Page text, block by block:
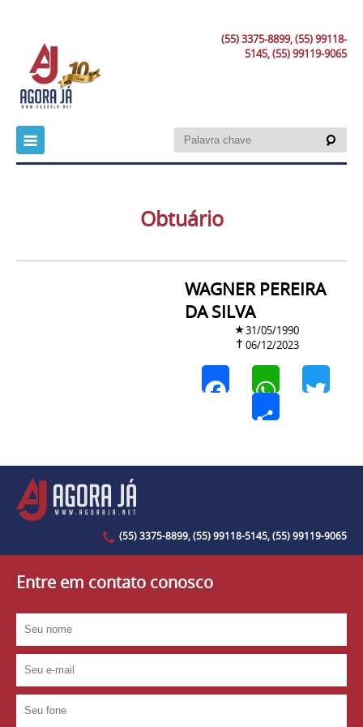
(55) 3375-8899, (55) 99118-
5145, (55) 99119-9065
Obtuário
WAGNER PEREIRA
DA SILVA
31/05/1990
06/12/2023
Facebook WhatsApp
(55) 3375-8899, (55) 99118-5145, (55) 99119-9065
Entre em contato conosco